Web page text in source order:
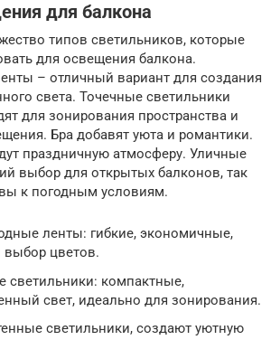
для балкона
типов светильников, которые
для освещения балкона.
– отличный вариант для создания
света. Точечные светильники
для зонирования пространства и
Бра добавят уюта и романтики.
праздничную атмосферу. Уличные
выбор для открытых балконов, так
к погодным условиям.
ленты: гибкие, экономичные,
цветов.
светильники: компактные,
свет, идеально для зонирования.
светильники, создают уютную